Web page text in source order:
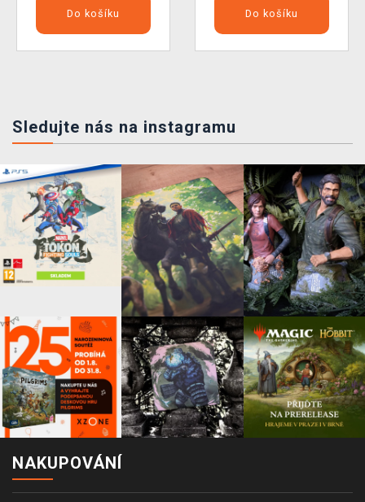
Do košíku Do košíku
Sledujte nás na instagramu
NAKUPOVÁNÍ